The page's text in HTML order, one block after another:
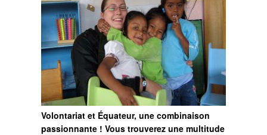
Volontariat et Équateur, une combinaison
passionnante ! Vous trouverez une multitude